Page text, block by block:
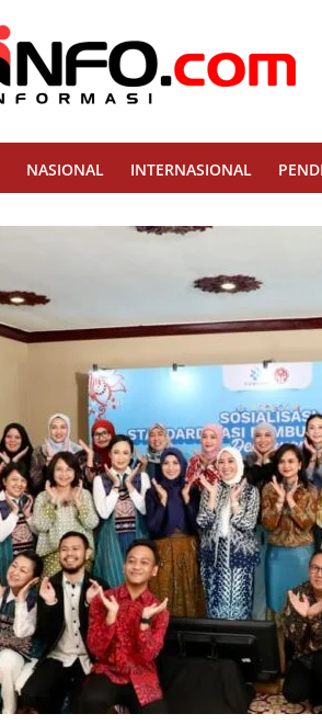
NASIONAL INTERNASIONAL